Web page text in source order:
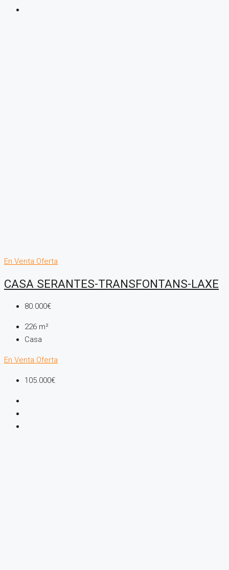
En Venta Oferta
CASA SERANTES-TRANSFONTANS-LAXE
80.000€
226 m²
Casa
En Venta Oferta
105.000€